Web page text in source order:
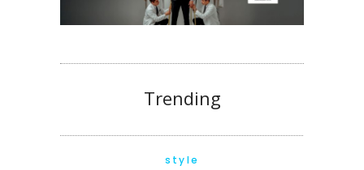
Trending
style